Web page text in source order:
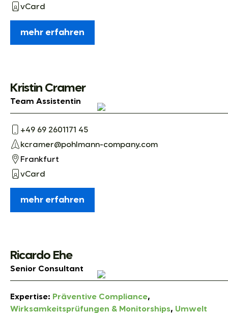
vCard
mehr erfahren
Kristin Cramer
Team Assistentin
+49 69 2601171 45
kcramer@pohlmann-company.com
Frankfurt
vCard
mehr erfahren
Ricardo Ehe
Senior Consultant
Expertise: Präventive Compliance,
Wirksamkeitsprüfungen & Monitorships, Umwelt